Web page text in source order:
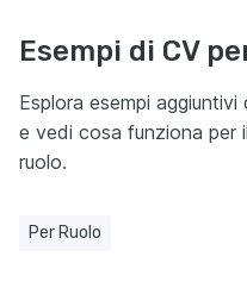
Esempi di CV
Esplora esempi
e vedi cosa funziona per
ruolo.
Per Ruolo